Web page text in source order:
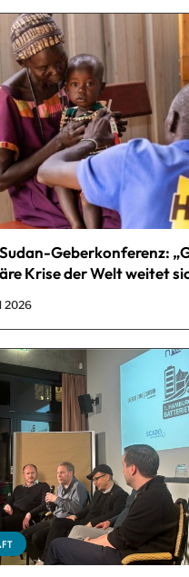
Geberkonferenz:
Krise der Welt weitet
2026